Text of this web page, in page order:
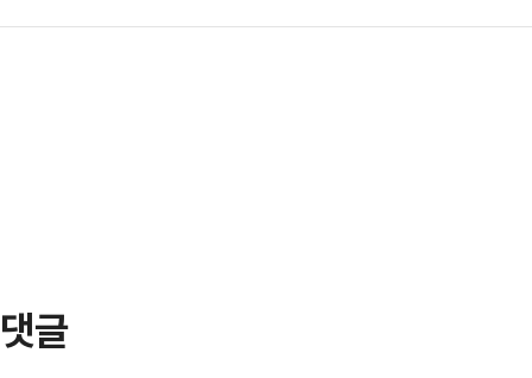
…
량은 ▲경기 남부, 서해5도
협의회'를 개최하고 교통사고, 산재
댓글